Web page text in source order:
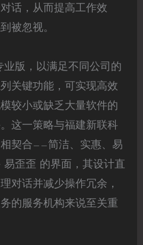
话，从而提高工作效
被忽视。
版，以满足不同公司的
关键功能，可实现高效
较小或缺乏大量软件的
这一策略与福建新联科
契合——简洁、实惠、易
歪歪 的界面，其设计直
对话并减少操作冗余，
的服务机构来说至关重